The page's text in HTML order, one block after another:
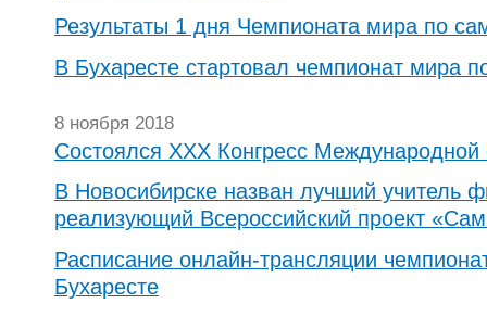
Результаты 1 дня Чемпионата мира по
В Бухаресте стартовал чемпионат мира
8 ноября 2018
Состоялся XXX Конгресс
В Новосибирске назван лучший учитель
реализующий Всероссийский проект
Расписание онлайн-трансляции
Бухаресте